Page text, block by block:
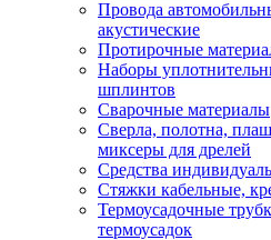
Провода
акустические
Протирочные
Наборы
шплинтов
Сварочные материалы
Сверла, полотна,
миксеры для дрелей
Средства
Стяжки кабельные,
Термоусадочные
термоусадок